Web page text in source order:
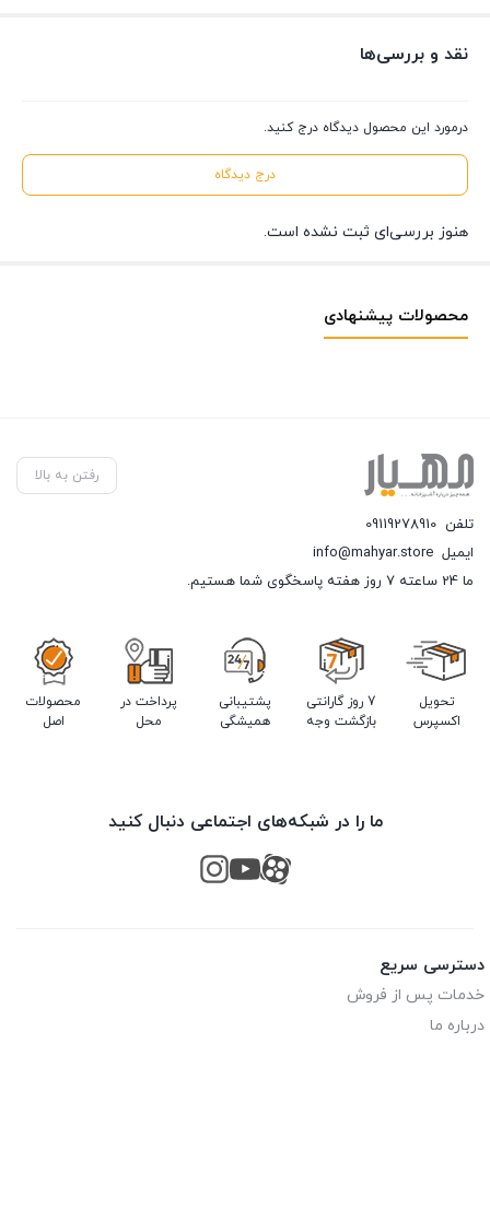
نقد و بررسی‌ها
درمورد این محصول دیدگاه درج کنید.
درج دیدگاه
هنوز بررسی‌ای ثبت نشده است.
محصولات پیشنهادی
رفتن به بالا
تلفن 09119278910
ایمیل info@mahyar.store
ما 24 ساعته 7 روز هفته پاسخگوی شما هستیم.
تحویل
اکسپرس
7 روز گارانتی
بازگشت وجه
پشتیبانی
همیشگی
پرداخت در
محل
محصولات
اصل
ما را در شبکه‌های اجتماعی دنبال کنید
دسترسی سریع
خدمات پس از فروش
درباره ما